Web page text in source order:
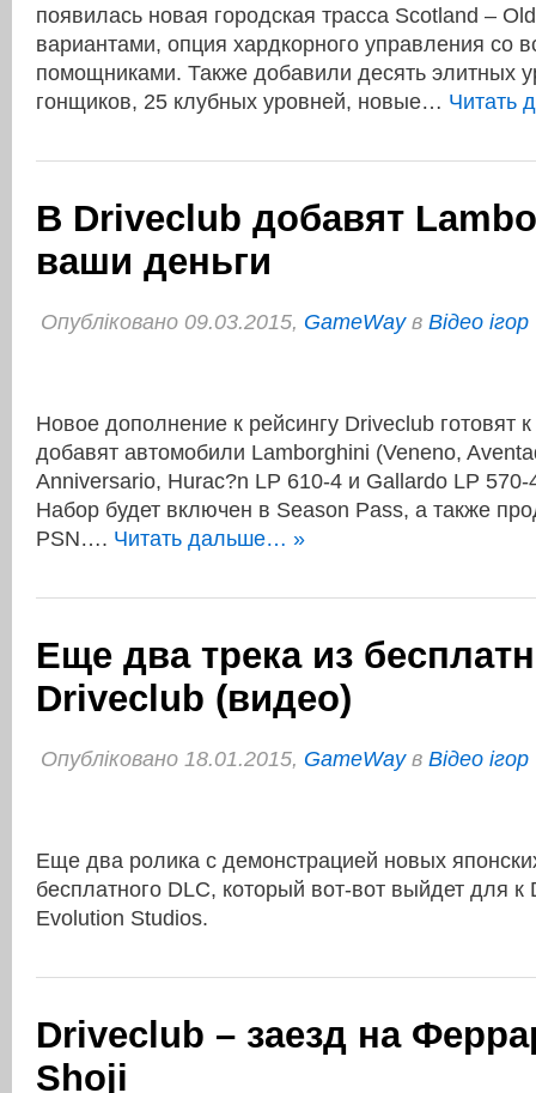
появилась новая городская трасса Scotland –
вариантами, опция хардкорного управления со
помощниками. Также добавили десять элитных
гонщиков, 25 клубных уровней, новые… Читать
В Driveclub добавят
ваши деньги
Опубліковано 09.03.2015, GameWayв Відео ігор
Новое дополнение к рейсингу Driveclub готовят
добавят автомобили Lamborghini (Veneno,
Anniversario, Hurac?n LP 610-4 и Gallardo LP
Набор будет включен в Season Pass, а также
PSN…. Читать дальше… »
Еще два трека из
Driveclub (видео)
Опубліковано 18.01.2015, GameWayв Відео ігор
Еще два ролика с демонстрацией новых
бесплатного DLC, который вот-вот выйдет для
Evolution Studios.
Driveclub – заезд на
Shoji